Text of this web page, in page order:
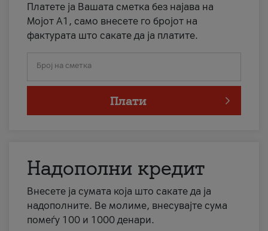
Платете ја Вашата сметка без најава на
Мојот А1, само внесете го бројот на
фактурата што сакате да ја платите.
Број на сметка
Плати
Надополни кредит
Внесете ја сумата која што сакате да ја
надополните. Ве молиме, внесувајте сума
помеѓу 100 и 1000 денари.